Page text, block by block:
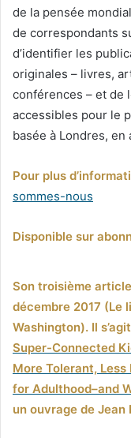
de la pensée
de correspondants
d’identifier les
originales – livres,
conférences – et de
accessibles pour le
basée à Londres,
Pour plus
sommes-nous
Disponible sur
Son troisième
décembre 2017 (Le
Washington). Il
Super-Connected
More Tolerant,
for Adulthood–and
un ouvrage de Jean